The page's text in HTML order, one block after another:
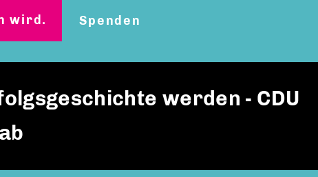
wird. Spenden
werden - CDU